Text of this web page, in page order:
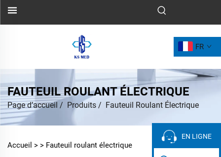
FR
FAUTEUIL ROULANT ÉLECTRIQUE
Page d’accueil / Produits / Fauteuil Roulant Électrique
Accueil > > Fauteuil roulant électrique
EN LIGNE
EN LIGNE